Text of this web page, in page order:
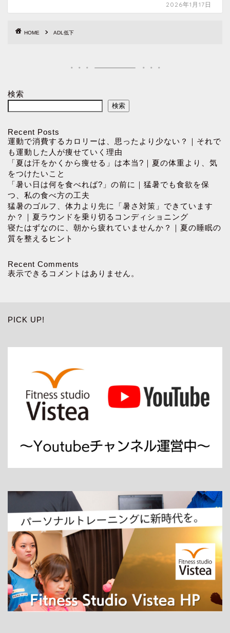
2026年1月17日
HOME ADL低下
検索
検索
Recent Posts
運動で消費するカロリーは、思ったより少ない？｜それで
も運動した人が痩せていく理由
「夏は汗をかくから痩せる」は本当?｜夏の体重より、気
をつけたいこと
「暑い日は何を食べれば?」の前に｜猛暑でも食欲を保
つ、私の食べ方の工夫
猛暑のゴルフ、体力より先に「暑さ対策」できています
か？｜夏ラウンドを乗り切るコンディショニング
寝たはずなのに、朝から疲れていませんか？｜夏の睡眠の
質を整えるヒント
Recent Comments
表示できるコメントはありません。
PICK UP!
ホーム
パーソナルトレーニング
ダイエット